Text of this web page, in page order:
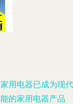
用电器已成为现代
的家用电器产品